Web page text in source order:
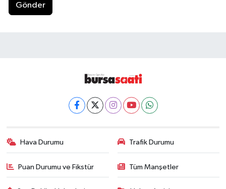
Gönder
Hava Durumu Trafik Durumu
Puan Durumu ve Fikstür Tüm Manşetler